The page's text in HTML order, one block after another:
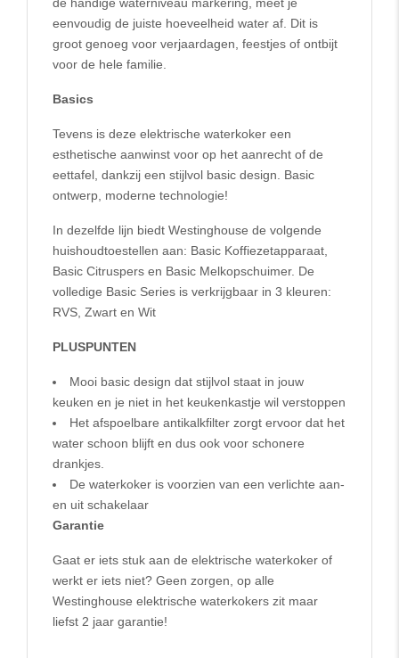
de handige waterniveau markering, meet je
eenvoudig de juiste hoeveelheid water af. Dit is
groot genoeg voor verjaardagen, feestjes of ontbijt
voor de hele familie.
Basics
Tevens is deze elektrische waterkoker een
esthetische aanwinst voor op het aanrecht of de
eettafel, dankzij een stijlvol basic design. Basic
ontwerp, moderne technologie!
In dezelfde lijn biedt Westinghouse de volgende
huishoudtoestellen aan: Basic Koffiezetapparaat,
Basic Citruspers en Basic Melkopschuimer. De
volledige Basic Series is verkrijgbaar in 3 kleuren:
RVS, Zwart en Wit
PLUSPUNTEN
Mooi basic design dat stijlvol staat in jouw
keuken en je niet in het keukenkastje wil verstoppen
Het afspoelbare antikalkfilter zorgt ervoor dat het
water schoon blijft en dus ook voor schonere
drankjes.
De waterkoker is voorzien van een verlichte aan-
en uit schakelaar
Garantie
Gaat er iets stuk aan de elektrische waterkoker of
werkt er iets niet? Geen zorgen, op alle
Westinghouse elektrische waterkokers zit maar
liefst 2 jaar garantie!